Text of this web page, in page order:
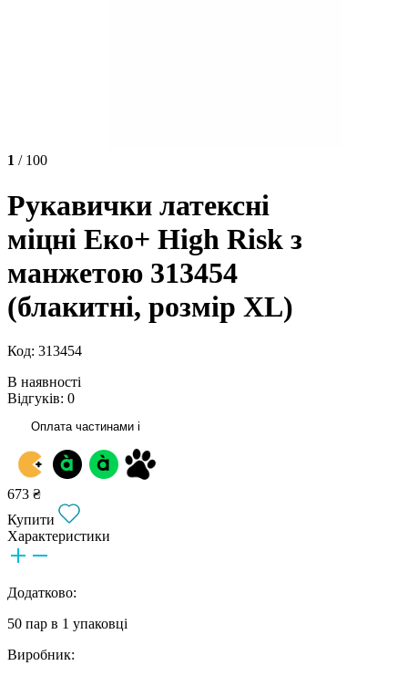
1 / 100
Рукавички латексні
міцні Еко+ High Risk з
манжетою 313454
(блакитні, розмір XL)
Код: 313454
В наявності
Відгуків: 0
Оплата частинами i
673 ₴
Купити
Характеристики
Додатково:
50 пар в 1 упаковці
Виробник: